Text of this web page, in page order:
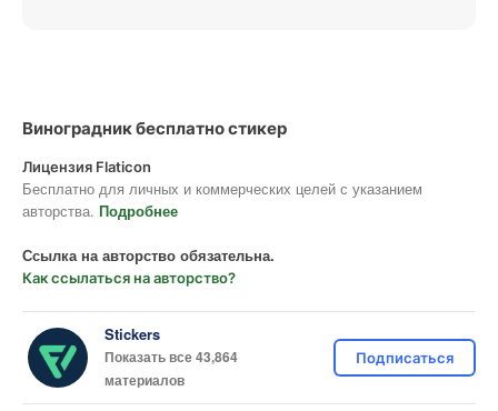
Виноградник бесплатно стикер
Лицензия Flaticon
Бесплатно для личных и коммерческих целей с указанием
авторства. Подробнее
Ссылка на авторство обязательна.
Как ссылаться на авторство?
Stickers
Показать все 43,864
материалов
Подписаться